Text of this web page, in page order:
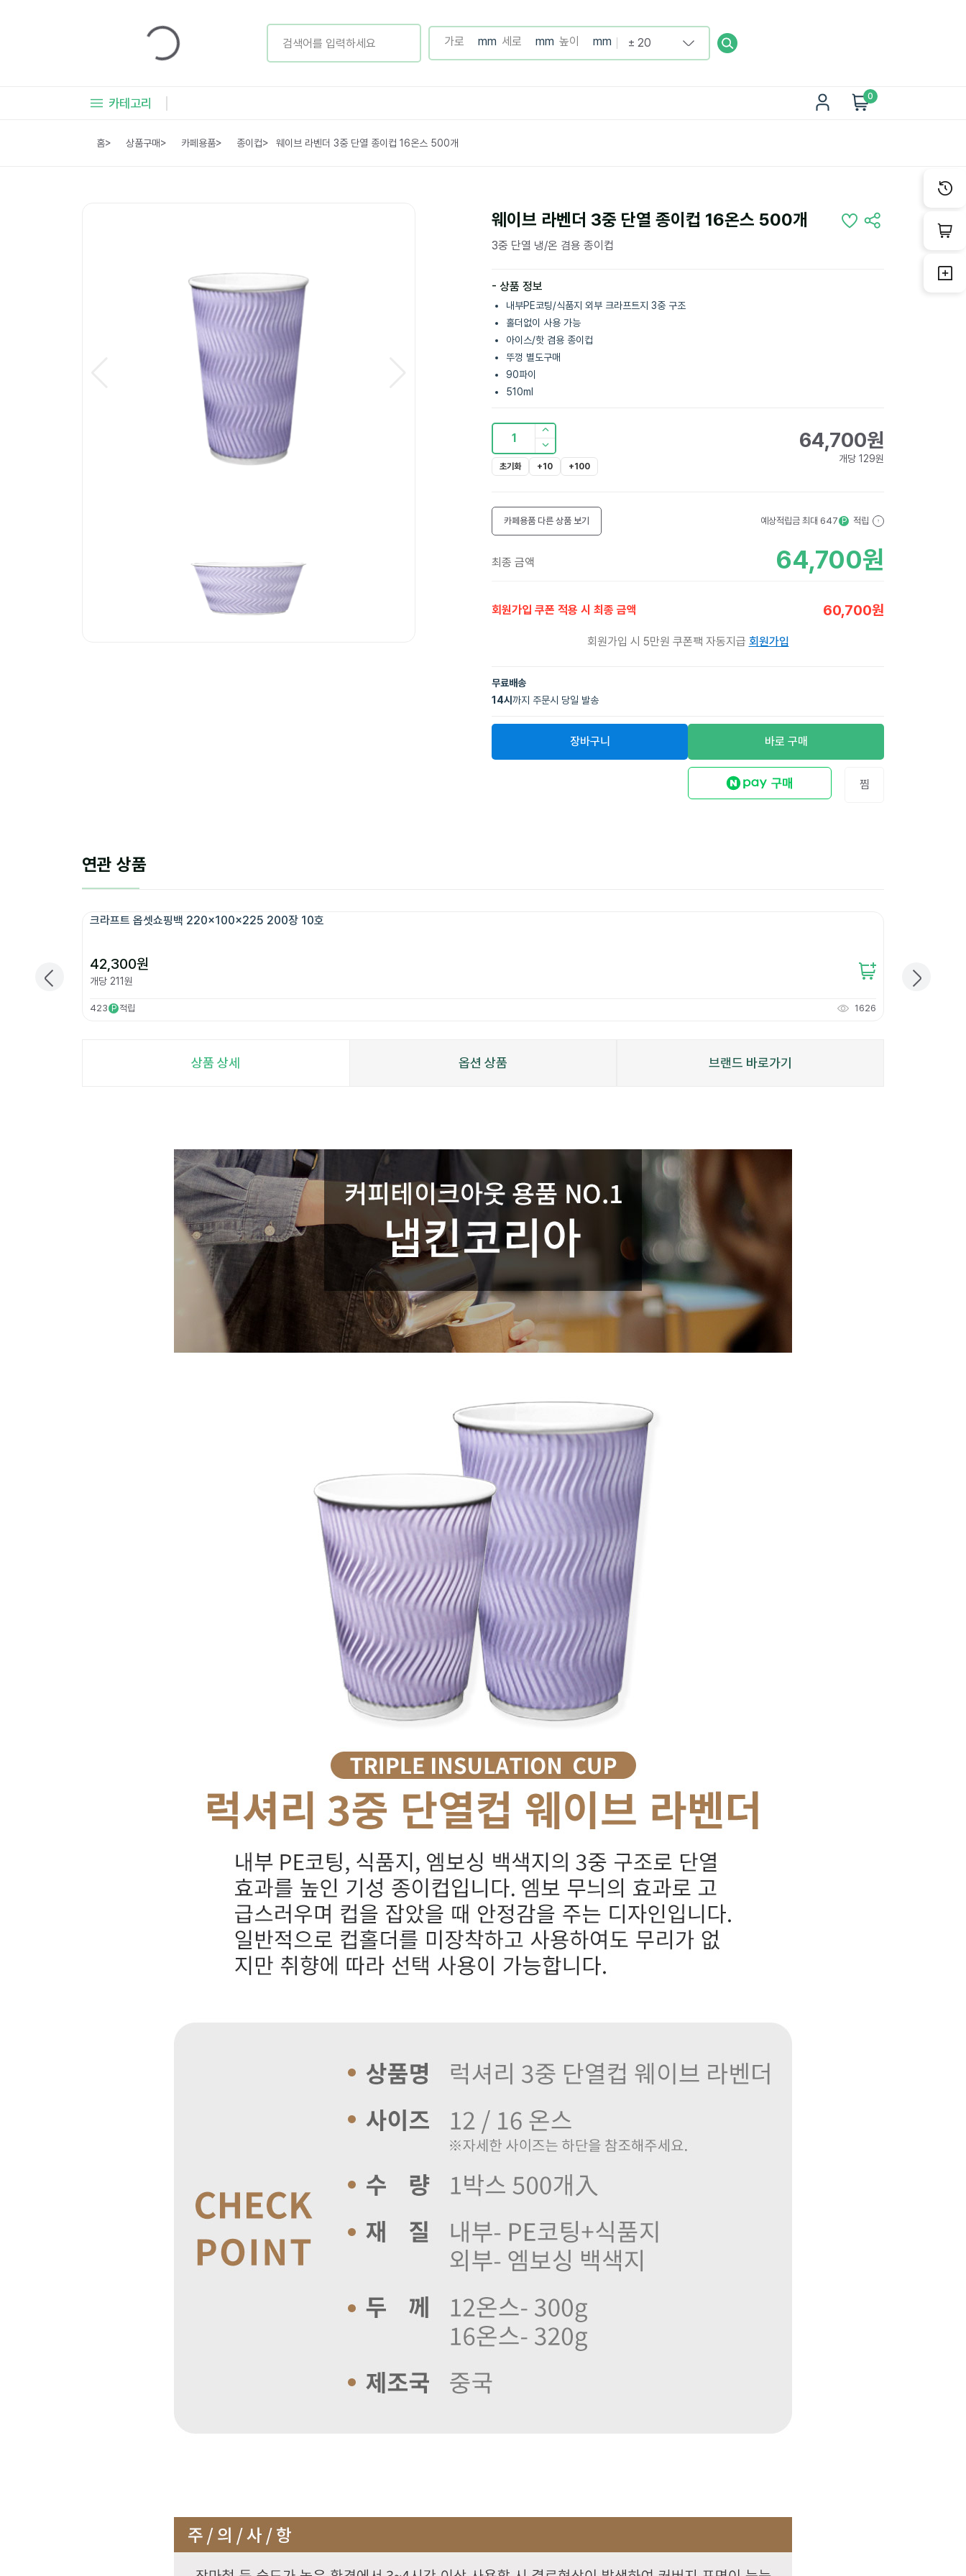
카테고리 0
홈> 상품구매> 카페용품> 종이컵> 웨이브 라벤더 3중 단열 종이컵 16온스 500개
웨이브 라벤더 3중 단열 종이컵 16온스 500개
3중 단열 냉/온 겸용 종이컵
- 상품 정보
내부PE코팅/식품지 외부 크라프트지 3중 구조
홀더없이 사용 가능
아이스/핫 겸용 종이컵
뚜껑 별도구매
90파이
510ml
1
초기화 +10 +100
64,700원
개당 129원
카페용품 다른 상품 보기 예상적립금 최대 647 P 적립 ?
최종 금액 64,700원
회원가입 쿠폰 적용 시 최종 금액 60,700원
회원가입 시 5만원 쿠폰팩 자동지급 회원가입
무료배송
14시 까지 주문시 당일 발송
장바구니 바로 구매
찜
연관 상품
크라프트 옵셋쇼핑백 220x100x225 200장 10호
42,300원
개당 211원
423 P 적립 1626
238
상품 상세 옵션 상품 브랜드 바로가기